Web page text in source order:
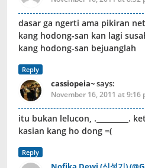
dasar ga ngerti ama pikiran
kang hodong-san kan lagi
kang hodong-san bejuanglah
Reply
cassiopeia~says:
November 16, 2011 at 9:16
itu bukan lelucon, ._________.
kasian kang ho dong =(
Reply